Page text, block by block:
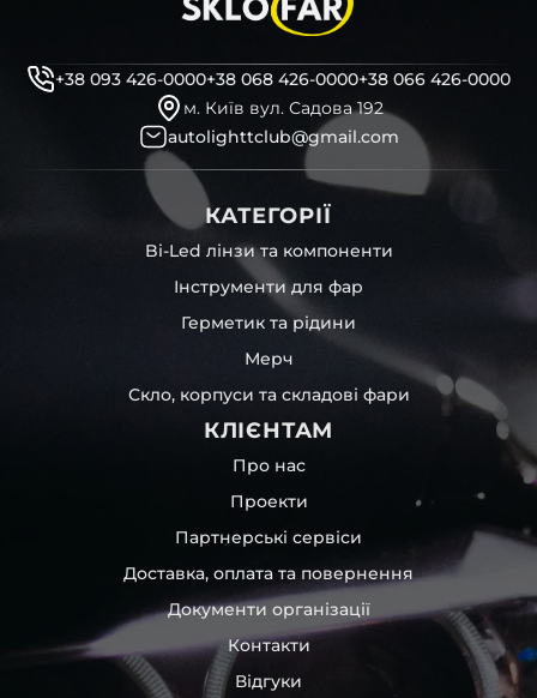
декоративні маски
професійні інструменти для розбору фари
бутиловий герметик для збору фари
рідини для розбирання фари
і також для автомобілів
Porsche GIGI , Li Auto
які будуть на 100 % сумісними із оригінальною фарою
вашої моделі авто.
Фотографії скла і корпусів, розміщені на сайті –
автентичні та унікальні. Зроблені за допомогою
професійного обладнання у нашому офісі та оптовому
складі в Києві. З метою захисту від недозволеного
копіювання – на всіх фотографіях розміщений водяний
знак із нашим логотипом – для швидкої ідентифікації.
Без письмового дозволу заборонено використовувати
будь-які фотографії з нашого веб-сайту.
Можна придбати окремо як одне скло чи корпус,
так і пару чи комплект. Кожну одиницю товару наші
співробітники на складі ретельно перевіряють та
дбайливо запаковують спочатку у декілька шарів
захисної стрейч-плівки, потім у додаткову плівку з
повітрям – і все це повноцінно захищає скло фари під
час перевезення та цілком прибирає вірогідність
пошкодження товару внаслідок механічних впливів під
час транспортування поштою.
Детальніше про доставку…
Комплектація товару виробника та зовнішній вигляд
товару можуть відрізнятися від фотографій,
+38 093 426-0000+38 068 426-0000+38 066 426-0000
м. Київ вул. Садова 192
autolighttclub@gmail.com
КАТЕГОРІЇ
Bi-Led лінзи та компоненти
Інструменти для фар
Герметик та рідини
Мерч
Скло, корпуси та складові фари
КЛІЄНТАМ
Про нас
Проекти
Партнерські сервіси
Доставка, оплата та повернення
Документи організації
Контакти
Відгуки